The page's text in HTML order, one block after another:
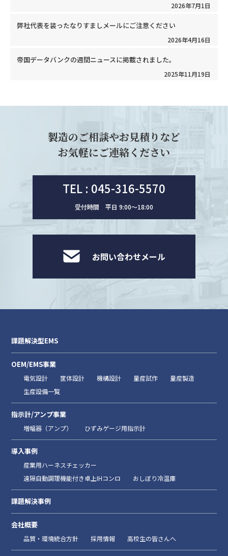
2026年7月1日
弊社代表を装ったなりすましメールにご注意ください
2026年4月16日
帝国データバンクの週間ニュースに掲載されました。
2025年11月19日
製造のご相談やお見積りなど
お気軽にご連絡ください
TEL : 045-316-5570
受付時間 平日 9:00〜18:00
お問い合わせメール
課題解決型EMS
OEM/EMS事業
電気設計 筐体設計 機構設計 量産試作
量産製造
生産設備一覧
指示計/アンプ事業
増幅器（アンプ） ひずみゲージ用指示計
導入事例
産業用ハーネスチェッカー
遠隔自動調理機能付き卓上IHコンロ
おしぼり冷温庫
課題解決事例
会社概要
品質・環境統合方針 採用情報 高校生の皆さんへ